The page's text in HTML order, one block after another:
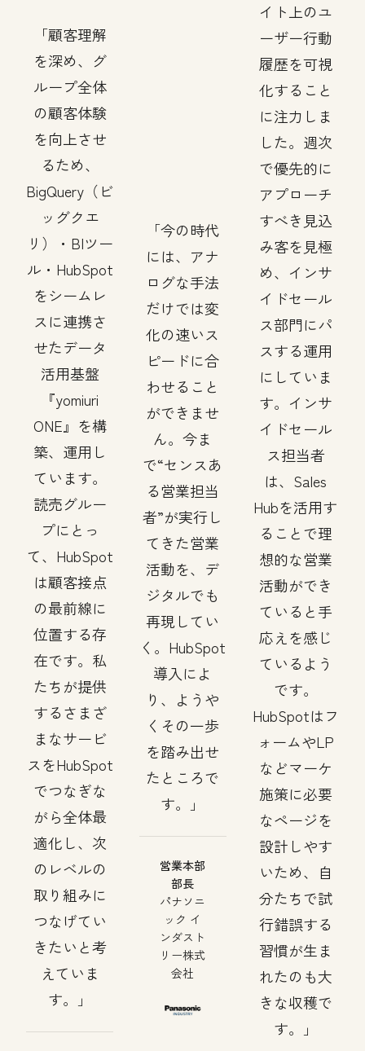
顧客理解
を深め、グ
ループ全体
の顧客体験
を向上させ
るため、
BigQuery（ビ
ッグクエ
リ）・BIツー
ル・HubSpot
をシームレ
スに連携さ
せたデータ
活用基盤
『yomiuri
ONE』を構
築、運用し
ています。
読売グルー
プにとっ
て、HubSpot
は顧客接点
の最前線に
位置する存
在です。私
たちが提供
するさまざ
まなサービ
スをHubSpot
でつなぎな
がら全体最
適化し、次
のレベルの
取り組みに
つなげてい
きたいと考
えていま
す。
今の時代
には、アナ
ログな手法
だけでは変
化の速いス
ピードに合
わせること
ができませ
ん。今ま
で“センスあ
る営業担当
者”が実行し
てきた営業
活動を、デ
ジタルでも
再現してい
く。HubSpot
導入によ
り、ようや
くその一歩
を踏み出せ
たところで
す。
営業本部
部長
パナソニ
ック イ
ンダスト
リー株式
会社
イト上のユ
ーザー行動
履歴を可視
化すること
に注力しま
した。週次
で優先的に
アプローチ
すべき見込
み客を見極
め、インサ
イドセール
ス部門にパ
スする運用
にしていま
す。インサ
イドセール
ス担当者
は、Sales
Hubを活用す
ることで理
想的な営業
活動ができ
ていると手
応えを感じ
ているよう
です。
HubSpotはフ
ォームやLP
などマーケ
施策に必要
なページを
設計しやす
いため、自
分たちで試
行錯誤する
習慣が生ま
れたのも大
きな収穫で
す。